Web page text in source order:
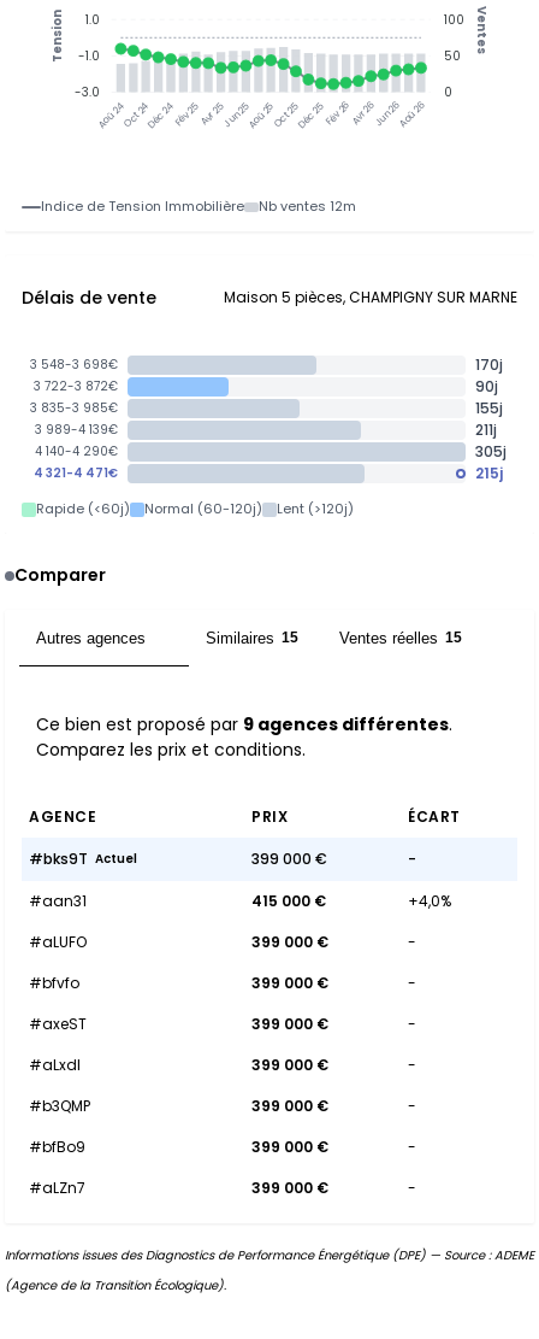
Aoû 24Oct 24Déc 24Fév 25Avr 25Jun 25Aoû 25Oct 25Déc 25Fév 26Avr 26Jun 26Aoû 26
100
50
0
Ventes
1.0
-1.0
-3.0
Tension
Indice de Tension Immobilière Nb ventes 12m
Délais de vente Maison 5 pièces, CHAMPIGNY SUR MARNE
3 548-3 698€ 170j
3 722-3 872€ 90j
3 835-3 985€ 155j
3 989-4 139€ 211j
4 140-4 290€ 305j
4 321-4 471€ 215j
Rapide (<60j) Normal (60-120j) Lent (>120j)
Comparer
Autres agences Similaires 15 Ventes réelles 15
Ce bien est proposé par 9 agences différentes.
Comparez les prix et conditions.
AGENCE PRIX ÉCART
#bks9T Actuel 399 000 € -
#aan31 415 000 €
+4,0%
#aLUFO
399 000 €
-
#bfvfo
399 000 €
-
#axeST
399 000 €
-
#aLxdI
399 000 €
-
#b3QMP
399 000 €
-
#bfBo9
399 000 €
-
#aLZn7
399 000 € -
Informations issues des Diagnostics de Performance Énergétique (DPE) — Source : ADEME
(Agence de la Transition Écologique).